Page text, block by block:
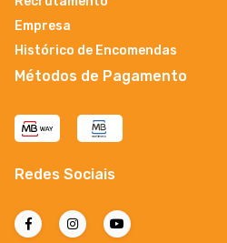
Empresa
Histórico de Encomendas
Métodos de Pagamento
Redes Sociais